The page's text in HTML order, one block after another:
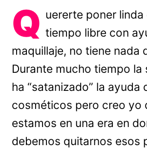
Q uererte poner linda
tiempo libre con
maquillaje, no tiene nada
Durante mucho tiempo la
ha “satanizado” la ayuda
cosméticos pero creo yo
estamos en una era en
debemos quitarnos esos